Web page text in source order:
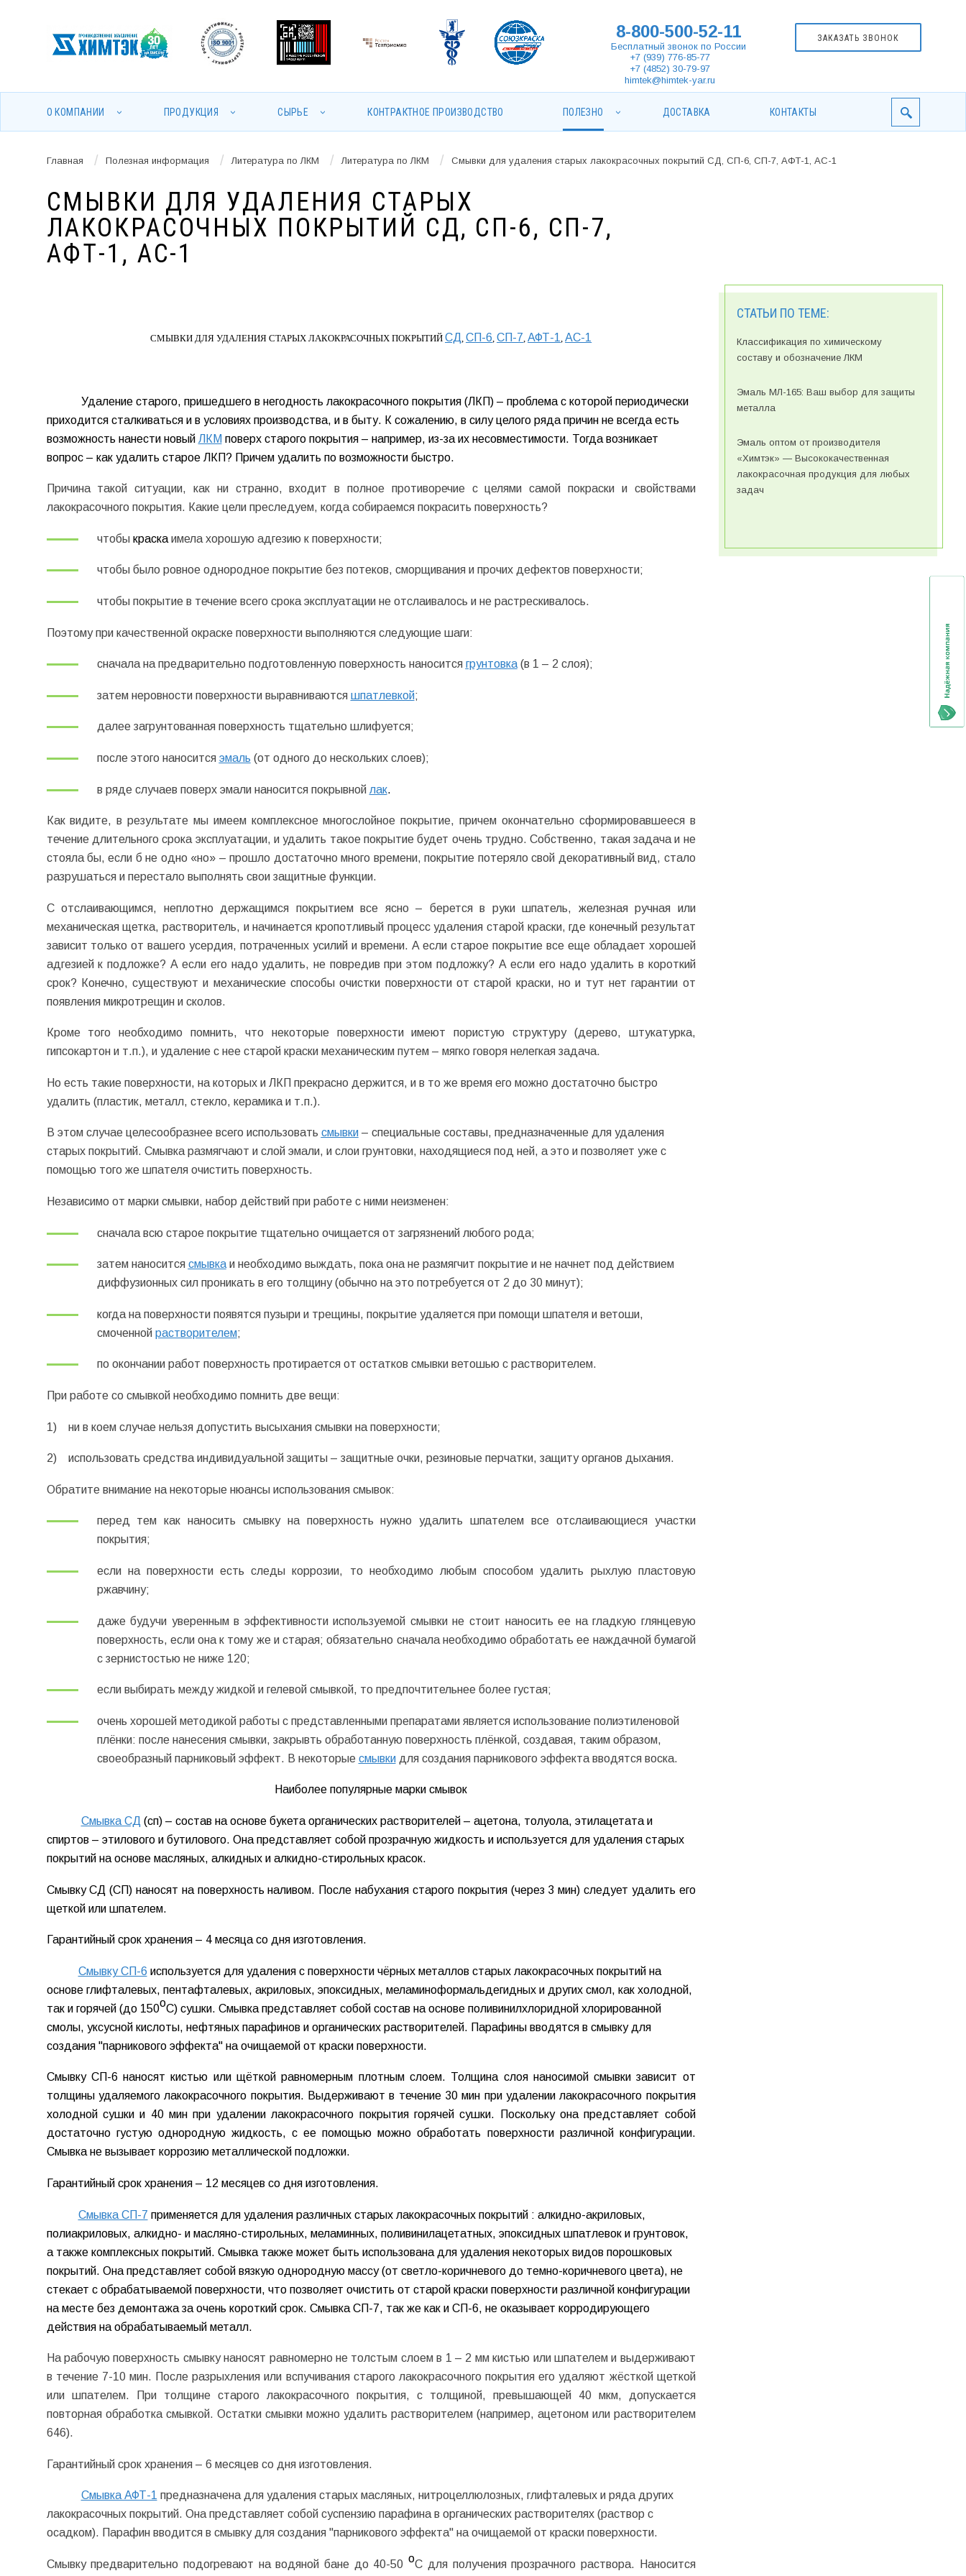
8-800-500-52-11
Бесплатный звонок по России
+7 (939) 776-85-77
+7 (4852) 30-79-97
himtek@himtek-yar.ru
ЗАКАЗАТЬ ЗВОНОК
О КОМПАНИИ ПРОДУКЦИЯ СЫРЬЕ КОНТРАКТНОЕ ПРОИЗВОДСТВО ПОЛЕЗНО ДОСТАВКА КОНТАКТЫ
Главная / Полезная информация / Литература по ЛКМ / Литература по ЛКМ / Смывки для удаления старых лакокрасочных покрытий СД, СП-6, СП-7, АФТ-1, АС-1
СМЫВКИ ДЛЯ УДАЛЕНИЯ СТАРЫХ
ЛАКОКРАСОЧНЫХ ПОКРЫТИЙ СД, СП-6, СП-7,
АФТ-1, АС-1
СМЫВКИ ДЛЯ УДАЛЕНИЯ СТАРЫХ ЛАКОКРАСОЧНЫХ ПОКРЫТИЙСД ,СП-6,СП-7,АФТ-1 ,АС-1
Удаление старого, пришедшего в негодность лакокрасочного покрытия (ЛКП) – проблема с которой периодически
приходится сталкиваться и в условиях производства, и в быту. К сожалению, в силу целого ряда причин не всегда есть
возможность нанести новый ЛКМ поверх старого покрытия – например, из-за их несовместимости. Тогда возникает
вопрос – как удалить старое ЛКП? Причем удалить по возможности быстро.
Причина такой ситуации, как ни странно, входит в полное противоречие с целями самой покраски и свойствами
лакокрасочного покрытия. Какие цели преследуем, когда собираемся покрасить поверхность?
чтобы краскаимела хорошую адгезию к поверхности;
чтобы было ровное однородное покрытие без потеков, сморщивания и прочих дефектов поверхности;
чтобы покрытие в течение всего срока эксплуатации не отслаивалось и не растрескивалось.
Поэтому при качественной окраске поверхности выполняются следующие шаги:
сначала на предварительно подготовленную поверхность наносится грунтовка(в 1 – 2 слоя);
затем неровности поверхности выравниваются шпатлевкой;
далее загрунтованная поверхность тщательно шлифуется;
после этого наносится эмаль (от одного до нескольких слоев);
в ряде случаев поверх эмали наносится покрывной лак.
Как видите, в результате мы имеем комплексное многослойное покрытие, причем окончательно сформировавшееся в
течение длительного срока эксплуатации, и удалить такое покрытие будет очень трудно. Собственно, такая задача и не
стояла бы, если б не одно «но» – прошло достаточно много времени, покрытие потеряло свой декоративный вид, стало
разрушаться и перестало выполнять свои защитные функции.
С отслаивающимся, неплотно держащимся покрытием все ясно – берется в руки шпатель, железная ручная или
механическая щетка, растворитель, и начинается кропотливый процесс удаления старой краски, где конечный результат
зависит только от вашего усердия, потраченных усилий и времени. А если старое покрытие все еще обладает хорошей
адгезией к подложке? А если его надо удалить, не повредив при этом подложку? А если его надо удалить в короткий
срок? Конечно, существуют и механические способы очистки поверхности от старой краски, но и тут нет гарантии от
появления микротрещин и сколов.
Кроме того необходимо помнить, что некоторые поверхности имеют пористую структуру (дерево, штукатурка,
гипсокартон и т.п.), и удаление с нее старой краски механическим путем – мягко говоря нелегкая задача.
Но есть такие поверхности, на которых и ЛКП прекрасно держится, и в то же время его можно достаточно быстро
удалить (пластик, металл, стекло, керамика и т.п.).
В этом случае целесообразнее всего использовать смывки– специальные составы, предназначенные для удаления
старых покрытий. Смывка размягчают и слой эмали, и слои грунтовки, находящиеся под ней, а это и позволяет уже с
помощью того же шпателя очистить поверхность.
Независимо от марки смывки, набор действий при работе с ними неизменен:
сначала всю старое покрытие тщательно очищается от загрязнений любого рода;
затем наносится смывкаи необходимо выждать, пока она не размягчит покрытие и не начнет под действием
диффузионных сил проникать в его толщину (обычно на это потребуется от 2 до 30 минут);
когда на поверхности появятся пузыри и трещины, покрытие удаляется при помощи шпателя и ветоши,
смоченной растворителем;
по окончании работ поверхность протирается от остатков смывки ветошью с растворителем.
При работе со смывкой необходимо помнить две вещи:
1) ни в коем случае нельзя допустить высыхания смывки на поверхности;
2) использовать средства индивидуальной защиты – защитные очки, резиновые перчатки, защиту органов дыхания.
Обратите внимание на некоторые нюансы использования смывок:
перед тем как наносить смывку на поверхность нужно удалить шпателем все отслаивающиеся участки
покрытия;
если на поверхности есть следы коррозии, то необходимо любым способом удалить рыхлую пластовую
ржавчину;
даже будучи уверенным в эффективности используемой смывки не стоит наносить ее на гладкую глянцевую
поверхность, если она к тому же и старая; обязательно сначала необходимо обработать ее наждачной бумагой
с зернистостью не ниже 120;
если выбирать между жидкой и гелевой смывкой, то предпочтительнее более густая;
очень хорошей методикой работы с представленными препаратами является использование полиэтиленовой
плёнки: после нанесения смывки, закрывть обработанную поверхность плёнкой, создавая, таким образом,
своеобразный парниковый эффект. В некоторые смывки для создания парникового эффекта вводятся воска.
Наиболее популярные марки смывок
Смывка СД (сп)– состав на основе букета органических растворителей – ацетона, толуола, этилацетата и
спиртов – этилового и бутилового. Она представляет собой прозрачную жидкость и используется для удаления старых
покрытий на основе масляных, алкидных и алкидно-стирольных красок.
Смывку СД (СП) наносят на поверхность наливом. После набухания старого покрытия (через 3 мин) следует удалить его
щеткой или шпателем.
Гарантийный срок хранения – 4 месяца со дня изготовления.
Смывку СП-6 используется для удаления с поверхности чёрных металлов старых лакокрасочных покрытий на
основе глифталевых, пентафталевых, акриловых, эпоксидных, меламиноформальдегидных и других смол, как холодной,
так и горячей (до 150оС) сушки. Смывка представляет собой состав на основе поливинилхлоридной хлорированной
смолы, уксусной кислоты, нефтяных парафинов и органических растворителей. Парафины вводятся в смывку для
создания "парникового эффекта" на очищаемой от краски поверхности.
Смывку СП-6 наносят кистью или щёткой равномерным плотным слоем. Толщина слоя наносимой смывки зависит от
толщины удаляемого лакокрасочного покрытия. Выдерживают в течение 30 мин при удалении лакокрасочного покрытия
холодной сушки и 40 мин при удалении лакокрасочного покрытия горячей сушки. Поскольку она представляет собой
достаточно густую однородную жидкость, с ее помощью можно обработать поверхности различной конфигурации.
Смывка не вызывает коррозию металлической подложки.
Гарантийный срок хранения – 12 месяцев со дня изготовления.
Смывка СП-7 применяется для удаления различных старых лакокрасочных покрытий : алкидно-акриловых,
полиакриловых, алкидно- и масляно-стирольных, меламинных, поливинилацетатных, эпоксидных шпатлевок и грунтовок,
а также комплексных покрытий. Смывка также может быть использована для удаления некоторых видов порошковых
покрытий. Она представляет собой вязкую однородную массу (от светло-коричневого до темно-коричневого цвета), не
стекает с обрабатываемой поверхности, что позволяет очистить от старой краски поверхности различной конфигурации
на месте без демонтажа за очень короткий срок. Смывка СП-7, так же как и СП-6, не оказывает корродирующего
действия на обрабатываемый металл.
На рабочую поверхность смывку наносят равномерно не толстым слоем в 1 – 2 мм кистью или шпателем и выдерживают
в течение 7-10 мин. После разрыхления или вспучивания старого лакокрасочного покрытия его удаляют жёсткой щеткой
или шпателем. При толщине старого лакокрасочного покрытия, с толщиной, превышающей 40 мкм, допускается
повторная обработка смывкой. Остатки смывки можно удалить растворителем (например, ацетоном или растворителем
646).
Гарантийный срок хранения – 6 месяцев со дня изготовления.
Смывка АФТ-1 предназначена для удаления старых масляных, нитроцеллюлозных, глифталевых и ряда других
лакокрасочных покрытий. Она представляет собой суспензию парафина в органических растворителях (раствор с
осадком). Парафин вводится в смывку для создания "парникового эффекта" на очищаемой от краски поверхности.
Смывку предварительно подогревают на водяной бане до 40-50оС для получения прозрачного раствора. Наносится
СТАТЬИ ПО ТЕМЕ:
Классификация по химическому
составу и обозначение ЛКМ
Эмаль МЛ-165: Ваш выбор для защиты
металла
Эмаль оптом от производителя
«Химтэк» — Высококачественная
лакокрасочная продукция для любых
задач